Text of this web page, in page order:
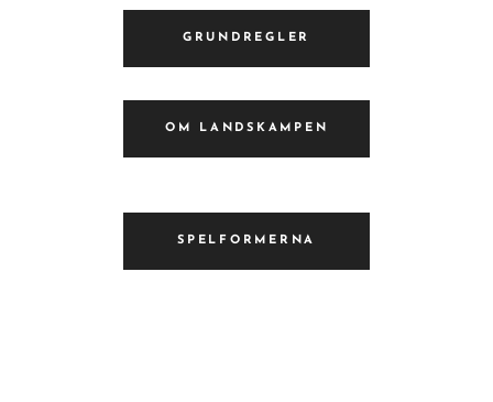
GRUNDREGLER
OM LANDSKAMPEN
SPELFORMERNA